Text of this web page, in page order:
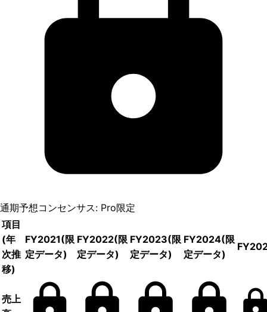
通期予想コンセンサス: Pro限定
項目
(年
次推
移)
FY2021(限
定データ)
FY2022(限
定データ)
FY2023(限
定データ)
FY2024(限
定データ)
売上